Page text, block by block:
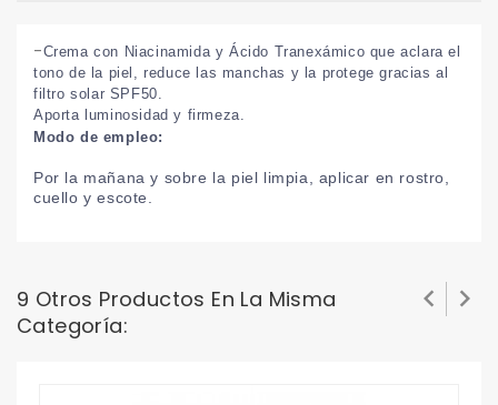
-Crema con Niacinamida y Ácido Tranexámico que aclara el
tono de la piel, reduce las manchas y la protege gracias al
filtro solar SPF50.
Aporta luminosidad y firmeza.
Modo de empleo:
Por la mañana y sobre la piel limpia, aplicar en rostro,
cuello y escote.
9 Otros Productos En La Misma
Categoría:
 